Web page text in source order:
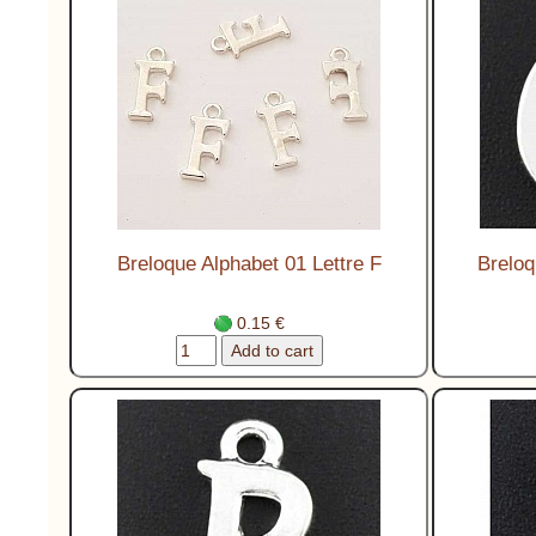
Breloque Alphabet 01 Lettre F
0.15 €